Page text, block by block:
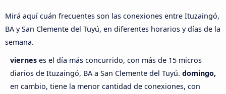
Mirá aquí cuán frecuentes son las conexiones entre Ituzaingó,
BA y San Clemente del Tuyú, en diferentes horarios y días de la
semana.
viernes es el día más concurrido, con más de 15 micros
diarios de Ituzaingó, BA a San Clemente del Tuyú. domingo,
en cambio, tiene la menor cantidad de conexiones, con